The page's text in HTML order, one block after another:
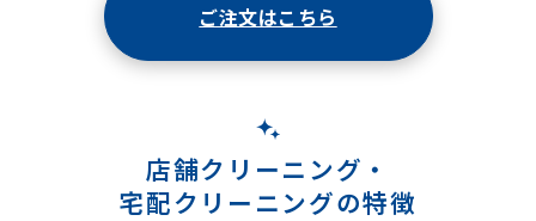
ご注文はこちら
店舗クリーニング・
宅配クリーニングの特徴